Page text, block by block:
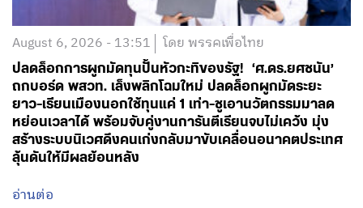
August 6, 2026 - 13:51 โดย พรรคเพื่อไทย
ปลดล็อกการผูกมัดทุนปั้นหัวกะทิของรัฐ! ‘ศ.ดร.ยศชนัน’
ถกบอร์ด พสวท. เล็งพลิกโฉมใหม่ ปลดล็อกผูกมัดระยะ
ยาว-เรียนเมืองนอกใช้ทุนแค่ 1 เท่า-ชูเอานวัตกรรมมาลด
หย่อนเวลาได้ พร้อมจับคู่งานการันตีเรียนจบไม่เคว้ง มุ่ง
สร้างระบบนิเวศดึงคนเก่งกลับมาขับเคลื่อนอนาคตประเทศ
ลุ้นดันให้มีผลย้อนหลัง
อ่านต่อ